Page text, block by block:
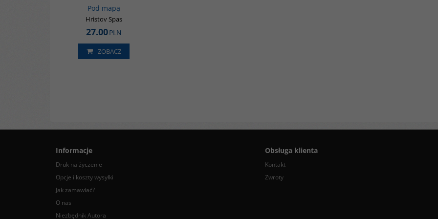
Pod mapą
Hristov Spas
27.00PLN
ZOBACZ
Informacje
Druk na życzenie
Opcje i koszty wysyłki
Jak zamawiać?
O nas
Niezbędnik Autora
Obsługa klienta
Kontakt
Zwroty